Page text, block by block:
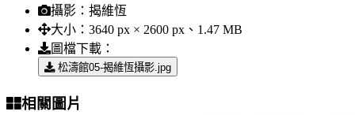
攝影： 揭維恆
大小： 3640 px × 2600 px、1.47 MB
圖檔下載：
松濤館05-揭維恆攝影.jpg
相關圖片